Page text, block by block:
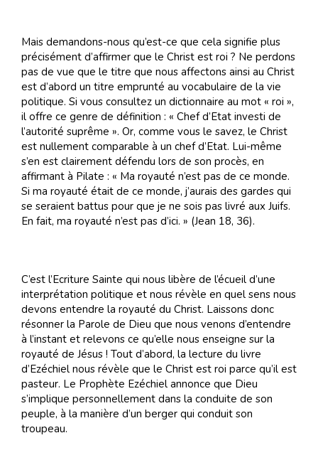
Mais demandons-nous qu’est-ce que cela signifie plus
précisément d’affirmer que le Christ est roi ? Ne perdons
pas de vue que le titre que nous affectons ainsi au Christ
est d’abord un titre emprunté au vocabulaire de la vie
politique. Si vous consultez un dictionnaire au mot « roi »,
il offre ce genre de définition : « Chef d’Etat investi de
l’autorité suprême ». Or, comme vous le savez, le Christ
est nullement comparable à un chef d’Etat. Lui-même
s’en est clairement défendu lors de son procès, en
affirmant à Pilate : « Ma royauté n’est pas de ce monde.
Si ma royauté était de ce monde, j’aurais des gardes qui
se seraient battus pour que je ne sois pas livré aux Juifs.
En fait, ma royauté n’est pas d’ici. » (Jean 18, 36).
C’est l’Ecriture Sainte qui nous libère de l’écueil d’une
interprétation politique et nous révèle en quel sens nous
devons entendre la royauté du Christ. Laissons donc
résonner la Parole de Dieu que nous venons d’entendre
à l’instant et relevons ce qu’elle nous enseigne sur la
royauté de Jésus ! Tout d’abord, la lecture du livre
d’Ezéchiel nous révèle que le Christ est roi parce qu’il est
pasteur. Le Prophète Ezéchiel annonce que Dieu
s’implique personnellement dans la conduite de son
peuple, à la manière d’un berger qui conduit son
troupeau.